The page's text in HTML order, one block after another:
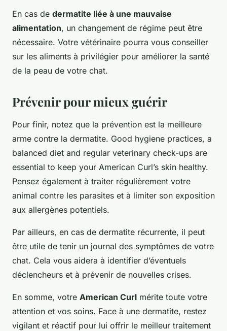
En cas de dermatite liée à une mauvaise
alimentation, un changement de régime peut être
nécessaire. Votre vétérinaire pourra vous conseiller
sur les aliments à privilégier pour améliorer la santé
de la peau de votre chat.
Prévenir pour mieux guérir
Pour finir, notez que la prévention est la meilleure
arme contre la dermatite. Good hygiene practices, a
balanced diet and regular veterinary check-ups are
essential to keep your American Curl’s skin healthy.
Pensez également à traiter régulièrement votre
animal contre les parasites et à limiter son exposition
aux allergènes potentiels.
Par ailleurs, en cas de dermatite récurrente, il peut
être utile de tenir un journal des symptômes de votre
chat. Cela vous aidera à identifier d’éventuels
déclencheurs et à prévenir de nouvelles crises.
En somme, votre American Curl mérite toute votre
attention et vos soins. Face à une dermatite, restez
vigilant et réactif pour lui offrir le meilleur traitement